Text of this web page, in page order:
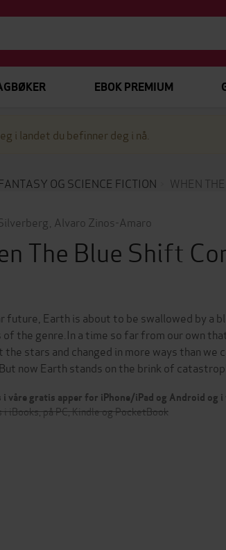
EBOK PREMIUM
i landet du befinner deg i nå.
OG SCIENCE FICTION WHEN
Alvaro Zinos-Amaro
The Blue Shift
future, Earth is about to be swallowed by a
the genre.In a time so far from our own
the stars and changed in more ways than
now Earth stands on the brink of
i våre gratis apper for iPhone/iPad og Android og
i iBooks, på PC, Kindle og PocketBook